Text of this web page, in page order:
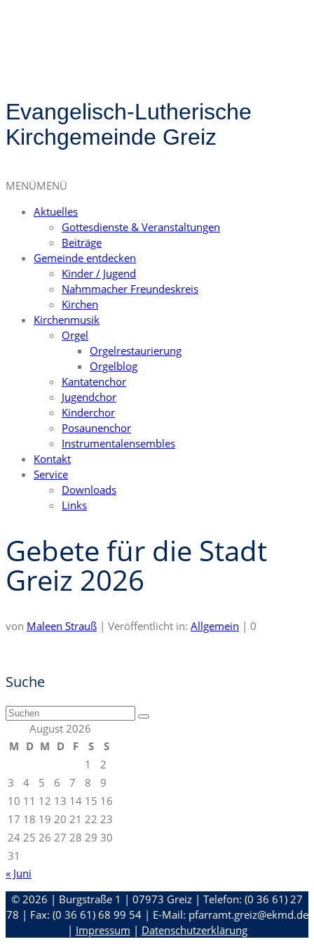
Evangelisch-Lutherische
Kirchgemeinde Greiz
MENÜMENÜ
Aktuelles
Gottesdienste & Veranstaltungen
Beiträge
Gemeinde entdecken
Kinder / Jugend
Nahmmacher Freundeskreis
Kirchen
Kirchenmusik
Orgel
Orgelrestaurierung
Orgelblog
Kantatenchor
Jugendchor
Kinderchor
Posaunenchor
Instrumentalensembles
Kontakt
Service
Downloads
Links
Gebete für die Stadt
Greiz 2026
von Maleen Strauß | Veröffentlicht in: Allgemein | 0
Suche
Suchen
nach:August 2026
M D M D F S
S
1
2
3
4 5 6 7 8
9
10 11 12 13 14 15 16
17 18 19 20 21 22 23
24 25 26 27 28 29 30
31
« Juni
© 2026 | Burgstraße 1 | 07973 Greiz | Telefon: (0 36 61) 27
78 | Fax: (0 36 61) 68 99 54 | E-Mail: pfarramt.greiz@ekmd.de
| Impressum | Datenschutzerklärung